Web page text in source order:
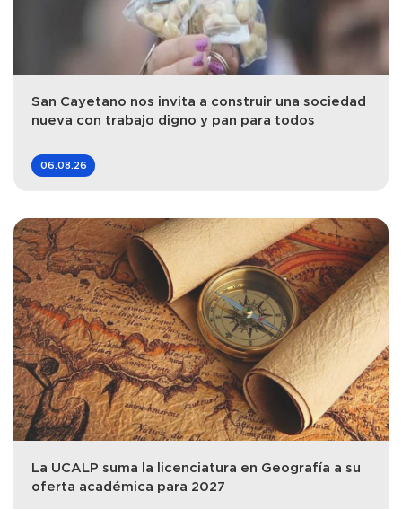
San Cayetano nos invita a construir una sociedad
nueva con trabajo digno y pan para todos
06.08.26
La UCALP suma la licenciatura en Geografía a su
oferta académica para 2027